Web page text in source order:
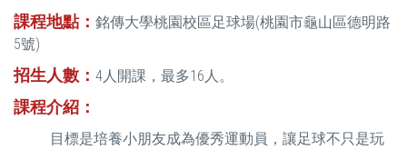
課程地點： 銘傳大學桃園校區足球場(桃園市龜山區德明路
5號)
招生人數： 4人開課，最多16人。
課程介紹：
目標是培養小朋友成為優秀運動員，讓足球不只是玩